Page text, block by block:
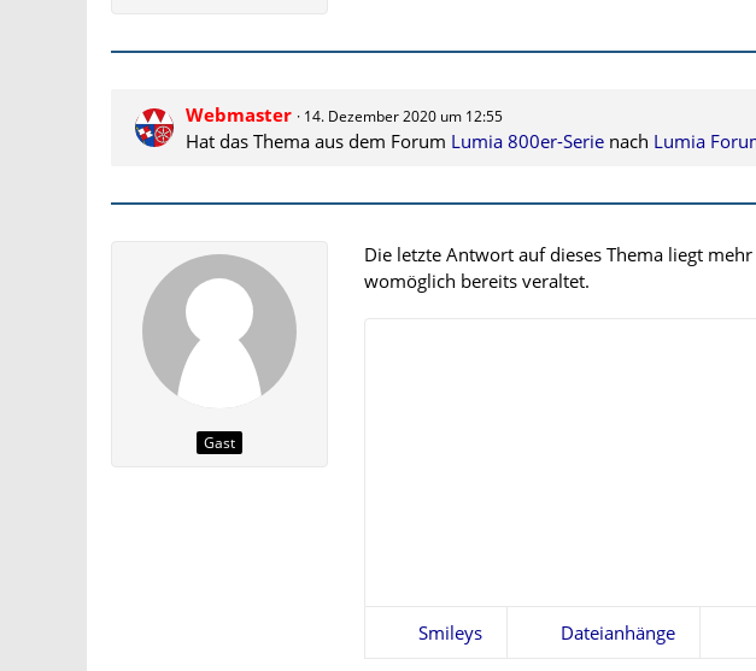
Webmaster 14. Dezember 2020 um 12:55
Hat das Thema aus dem Forum Lumia 800er-Serie nach Lumia
Gast
Die letzte Antwort auf dieses Thema liegt
womöglich bereits veraltet.
Smileys Dateianhänge